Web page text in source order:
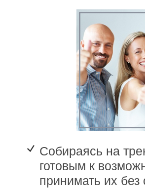
Собираясь на
готовым к
принимать их